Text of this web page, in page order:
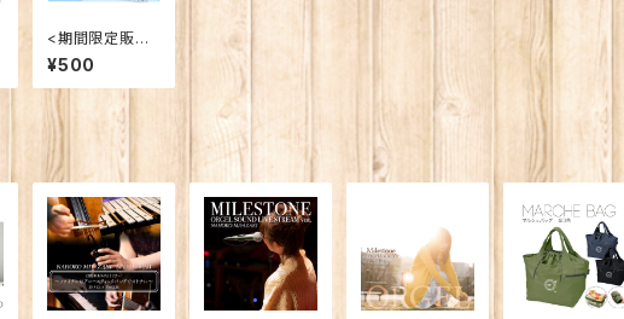
<期間限定販売
>【グッズ】定期
公演限定クリア
ファイル第2弾
¥500